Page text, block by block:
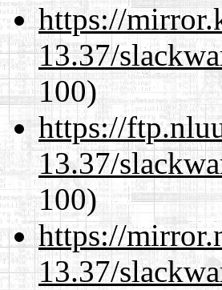
https://
13.37/
100)
https://
13.37/
100)
https://
13.37/